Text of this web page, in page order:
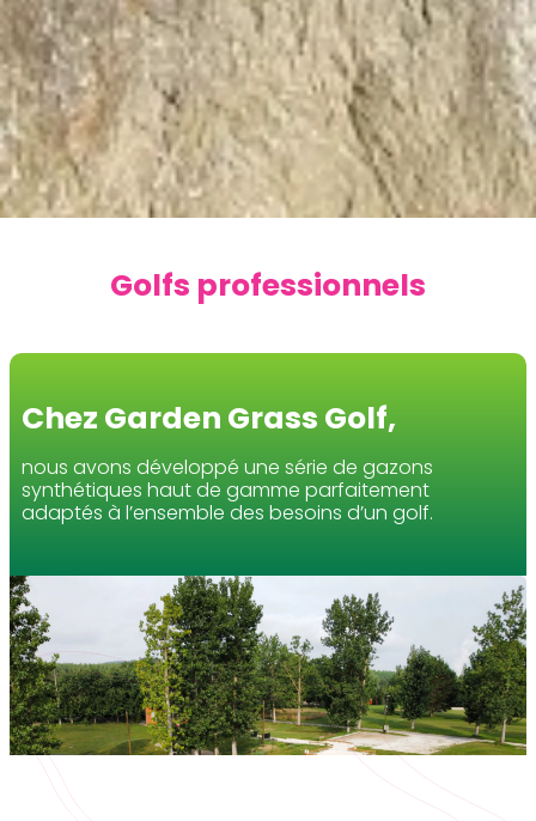
Golfs professionnels
Chez Garden Grass Golf,
nous avons développé une série de gazons
synthétiques haut de gamme parfaitement
adaptés à l’ensemble des besoins d’un golf.